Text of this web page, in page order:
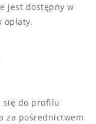
jest dostępny w
się do profilu
za pośrednictwem